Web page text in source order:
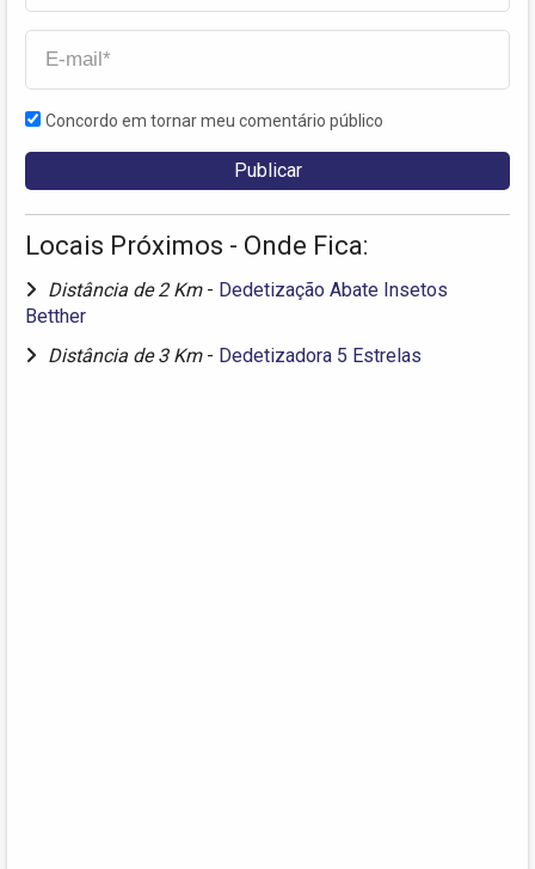
Concordo em tornar meu comentário público
Locais Próximos - Onde Fica:
Distância de 2 Km - Dedetização Abate Insetos
Betther
Distância de 3 Km - Dedetizadora 5 Estrelas